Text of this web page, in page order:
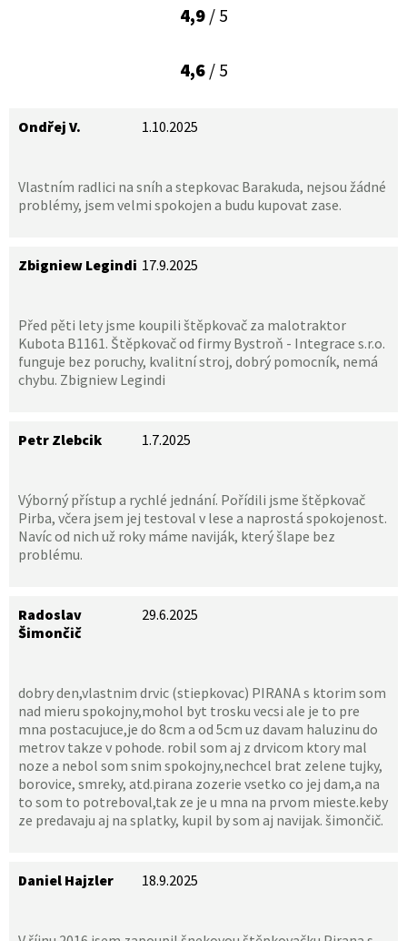
4,9/ 5
4,6/ 5
Ondřej V. 1.10.2025
Vlastním radlici na sníh a stepkovac Barakuda, nejsou žádné
problémy, jsem velmi spokojen a budu kupovat zase.
Zbigniew Legindi 17.9.2025
Před pěti lety jsme koupili štěpkovač za malotraktor
Kubota B1161. Štěpkovač od firmy Bystroň - Integrace s.r.o.
funguje bez poruchy, kvalitní stroj, dobrý pomocník, nemá
chybu. Zbigniew Legindi
Petr Zlebcik 1.7.2025
Výborný přístup a rychlé jednání. Pořídili jsme štěpkovač
Pirba, včera jsem jej testoval v lese a naprostá spokojenost.
Navíc od nich už roky máme naviják, který šlape bez
problému.
Radoslav
Šimončič
29.6.2025
dobry den,vlastnim drvic (stiepkovac) PIRANA s ktorim som
nad mieru spokojny,mohol byt trosku vecsi ale je to pre
mna postacujuce,je do 8cm a od 5cm uz davam haluzinu do
metrov takze v pohode. robil som aj z drvicom ktory mal
noze a nebol som snim spokojny,nechcel brat zelene tujky,
borovice, smreky, atd.pirana zozerie vsetko co jej dam,a na
to som to potreboval,tak ze je u mna na prvom mieste.keby
ze predavaju aj na splatky, kupil by som aj navijak. šimončič.
Daniel Hajzler 18.9.2025